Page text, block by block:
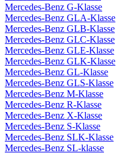
Mercedes-Benz G-Klasse
Mercedes-Benz GLA-Klasse
Mercedes-Benz GLB-Klasse
Mercedes-Benz GLC-Klasse
Mercedes-Benz GLE-Klasse
Mercedes-Benz GLK-Klasse
Mercedes-Benz GL-Klasse
Mercedes-Benz GLS-Klasse
Mercedes-Benz M-Klasse
Mercedes-Benz R-Klasse
Mercedes-Benz X-Klasse
Mercedes-Benz S-Klasse
Mercedes-Benz SLK-Klasse
Mercedes-Benz SL-klasse